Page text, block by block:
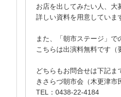
お店を出してみたい人、
詳しい資料を用意していま
また、「朝市ステージ」
こちらは出演料無料です（
どちらもお問合せは下記ま
きさらづ朝市会（木更津市
TEL：0438-22-4184